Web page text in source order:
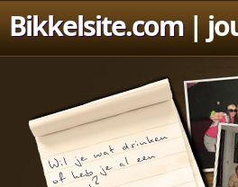
Bikkelsite.com|